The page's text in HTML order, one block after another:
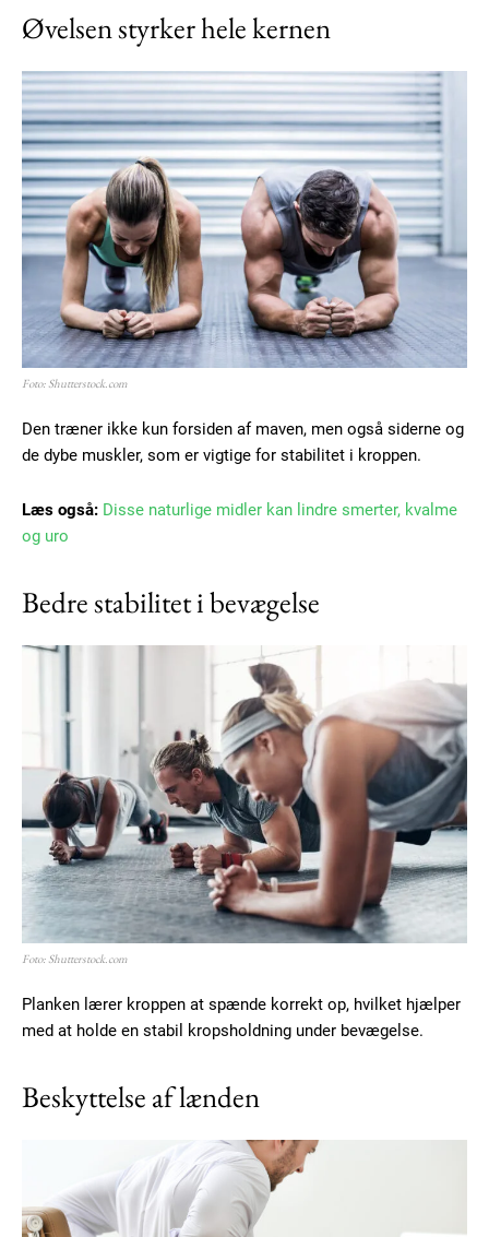
Øvelsen styrker hele kernen
Foto: Shutterstock.com
Den træner ikke kun forsiden af maven, men også siderne og
de dybe muskler, som er vigtige for stabilitet i kroppen.
Læs også: Disse naturlige midler kan lindre smerter, kvalme
og uro
Bedre stabilitet i bevægelse
Foto: Shutterstock.com
Planken lærer kroppen at spænde korrekt op, hvilket hjælper
med at holde en stabil kropsholdning under bevægelse.
Beskyttelse af lænden